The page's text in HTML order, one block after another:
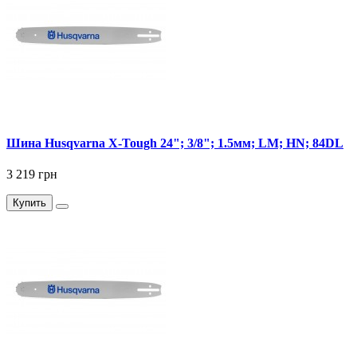
Шина Husqvarna X-Tough 24"; 3/8"; 1.5мм; LM; НN; 84DL
3 219 грн
Купить